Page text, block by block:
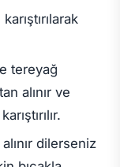
tereyağ
alınır ve
dilerseniz